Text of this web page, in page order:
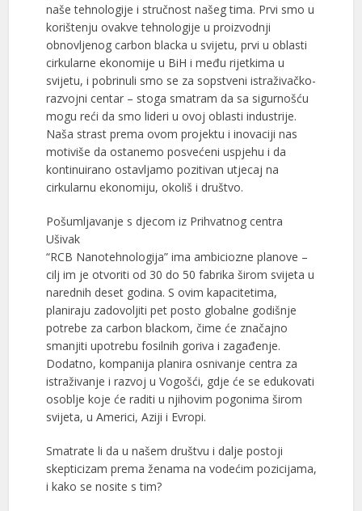
naše tehnologije i stručnost našeg tima. Prvi smo u
korištenju ovakve tehnologije u proizvodnji
obnovljenog carbon blacka u svijetu, prvi u oblasti
cirkularne ekonomije u BiH i među rijetkima u
svijetu, i pobrinuli smo se za sopstveni istraživačko-
razvojni centar – stoga smatram da sa sigurnošću
mogu reći da smo lideri u ovoj oblasti industrije.
Naša strast prema ovom projektu i inovaciji nas
motiviše da ostanemo posvećeni uspjehu i da
kontinuirano ostavljamo pozitivan utjecaj na
cirkularnu ekonomiju, okoliš i društvo.
Pošumljavanje s djecom iz Prihvatnog centra
Ušivak
“RCB Nanotehnologija” ima ambiciozne planove –
cilj im je otvoriti od 30 do 50 fabrika širom svijeta u
narednih deset godina. S ovim kapacitetima,
planiraju zadovoljiti pet posto globalne godišnje
potrebe za carbon blackom, čime će značajno
smanjiti upotrebu fosilnih goriva i zagađenje.
Dodatno, kompanija planira osnivanje centra za
istraživanje i razvoj u Vogošći, gdje će se edukovati
osoblje koje će raditi u njihovim pogonima širom
svijeta, u Americi, Aziji i Evropi.
Smatrate li da u našem društvu i dalje postoji
skepticizam prema ženama na vodećim pozicijama,
i kako se nosite s tim?